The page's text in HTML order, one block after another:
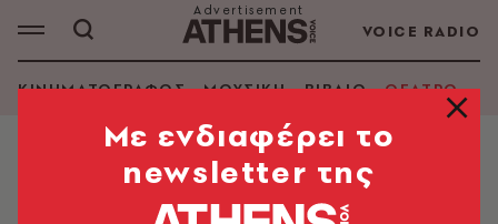
VOICE RADIO
ΚΙΝΗΜΑΤΟΓΡΑΦΟΣ ΜΟΥΣΙΚΗ ΒΙΒΛΙΟ ΘΕΑΤΡΟ -
ΘΕΑΤΡΟ - ΟΠΕΡΑ
Mε ενδιαφέρει το
newsletter της